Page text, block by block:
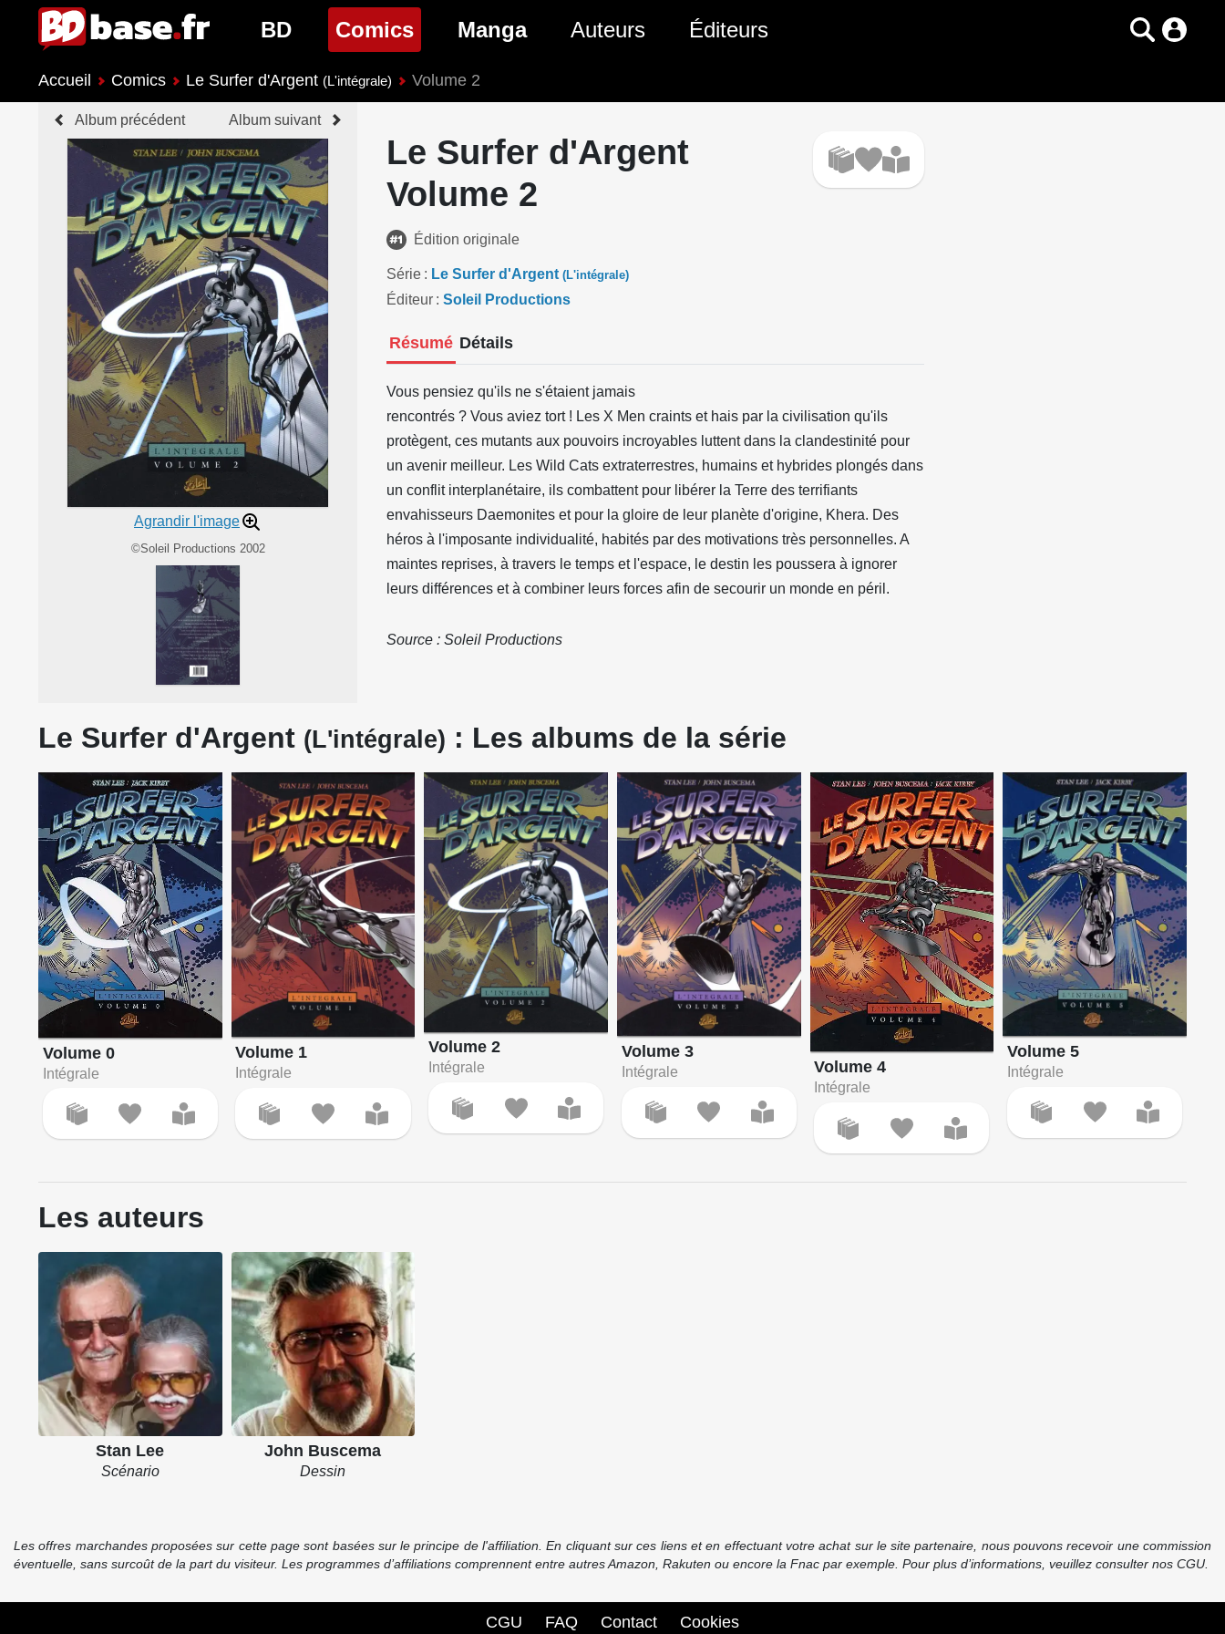
BD
Nouveautés BD
Prochaines sorties BD
Genres BD
Comics(page courante)
Nouveautés Comics
Genres Comics
Manga
Nouveautés Manga
Auteurs Éditeurs
Accueil Comics Le Surfer d'Argent (L'intégrale) Volume 2
Album précédent Album suivant
Agrandir l'image
©Soleil Productions 2002
Le Surfer d'Argent
Volume 2
Édition originale
Série Le Surfer d'Argent (L'intégrale)
Éditeur Soleil Productions
Résumé Détails
Vous pensiez qu'ils ne s'étaient jamais
rencontrés ? Vous aviez tort ! Les X Men craints et hais par la civilisation qu'ils
protègent, ces mutants aux pouvoirs incroyables luttent dans la clandestinité pour
un avenir meilleur. Les Wild Cats extraterrestres, humains et hybrides plongés dans
un conflit interplanétaire, ils combattent pour libérer la Terre des terrifiants
envahisseurs Daemonites et pour la gloire de leur planète d'origine, Khera. Des
héros à l'imposante individualité, habités par des motivations très personnelles. A
maintes reprises, à travers le temps et l'espace, le destin les poussera à ignorer
leurs différences et à combiner leurs forces afin de secourir un monde en péril.
Source : Soleil Productions
Le Surfer d'Argent (L'intégrale) : Les albums de la série
Volume 0
Intégrale
Volume 1
Intégrale
Volume 2
Intégrale
Volume 3
Intégrale Volume 4
Intégrale
Volume 5
Intégrale
Les auteurs
Stan Lee
Scénario
John Buscema
Dessin
Les offres marchandes proposées sur cette page sont basées sur le principe de l'affiliation. En cliquant sur ces liens et en effectuant votre achat sur le site partenaire, nous pouvons recevoir une commission
éventuelle, sans surcoût de la part du visiteur. Les programmes d’affiliations comprennent entre autres Amazon, Rakuten ou encore la Fnac par exemple. Pour plus d’informations, veuillez consulter nos CGU.
CGU FAQ Contact Cookies